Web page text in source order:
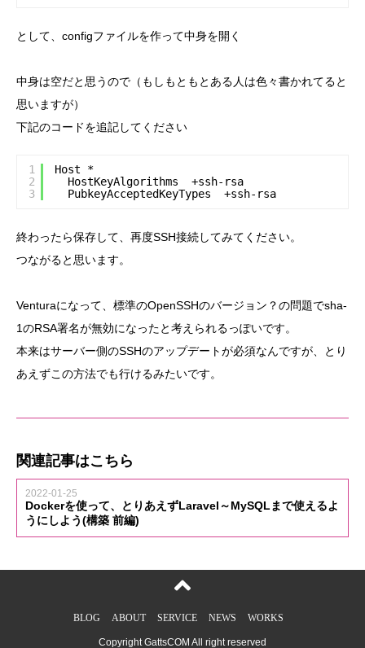
として、configファイルを作って中身を開く
中身は空だと思うので（もしもともとある人は色々書かれてると
思いますが）
下記のコードを追記してください
1
2
3
Host *
HostKeyAlgorithms  +ssh-rsa
PubkeyAcceptedKeyTypes  +ssh-rsa
終わったら保存して、再度SSH接続してみてください。
つながると思います。
Venturaになって、標準のOpenSSHのバージョン？の問題でsha-
1のRSA署名が無効になったと考えられるっぽいです。
本来はサーバー側のSSHのアップデートが必須なんですが、とり
あえずこの方法でも行けるみたいです。
関連記事はこちら
2022-01-25
Dockerを使って、とりあえずLaravel～MySQLまで使えるよ
うにしよう(構築 前編)
BLOG ABOUT SERVICE NEWS WORKS
Copyright GattsCOM All right reserved